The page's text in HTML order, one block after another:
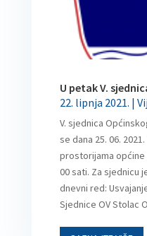
U petak V.
22. lipnja 2021. |
V. sjednica
se dana 25. 06.
prostorijama općine
00 sati. Za sjednicu
dnevni red:
Sjednice OV Stolac